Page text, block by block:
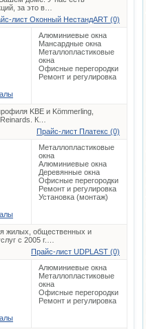
за это в…
лист Оконный НестандART (0)
Алюминиевые окна
Мансардные окна
Металлопластиковые
окна
Офисные перегородки
Ремонт и регулировка
KBE и Kömmerling,
К…
Прайс-лист Платекс (0)
Металлопластиковые
окна
Алюминиевые окна
Деревянные окна
Офисные перегородки
Ремонт и регулировка
Установка (монтаж)
жилых, общественных и
с 2005 г.…
Прайс-лист UDPLAST (0)
Алюминиевые окна
Металлопластиковые
окна
Офисные перегородки
Ремонт и регулировка